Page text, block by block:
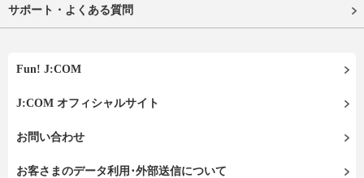
サポート・よくある質問
Fun! J:COM
J:COM オフィシャルサイト
お問い合わせ
お客さまのデータ利用･外部送信について